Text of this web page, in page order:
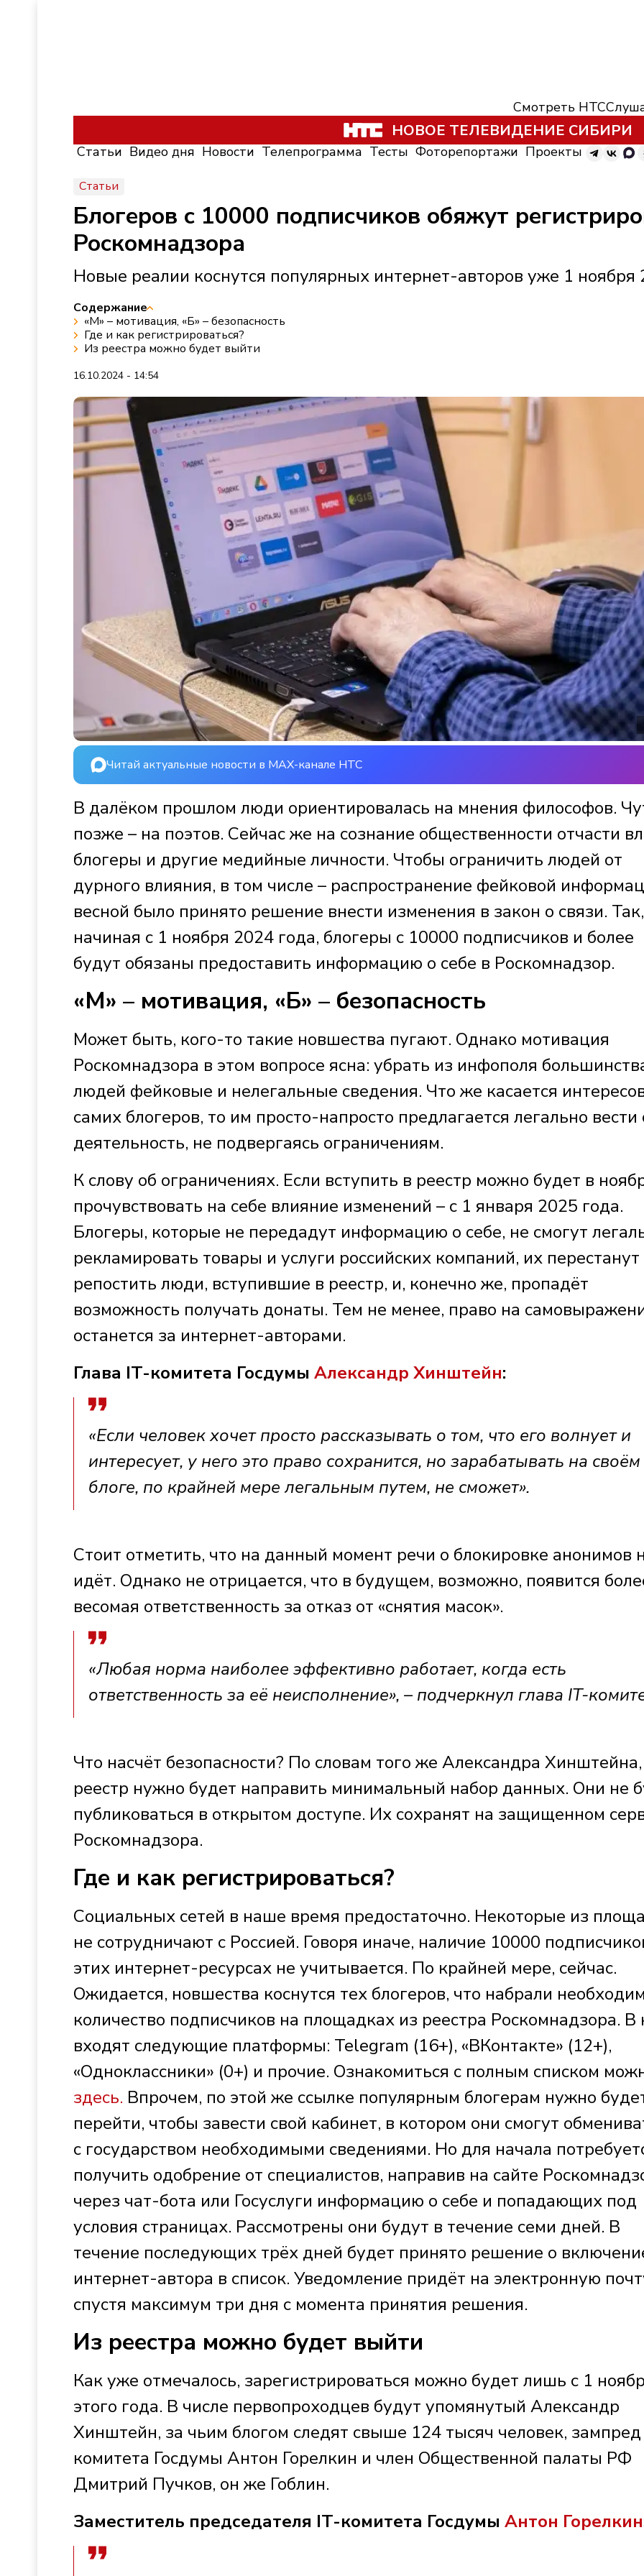
Смотреть НТС
НОВОЕ ТЕЛЕВИДЕНИЕ СИБИРИ
Статьи Видео дня Новости Телепрограмма Тесты Фоторепортажи Проекты
Статьи
Блогеров с 10000 подписчиков обяжут
Роскомнадзора
Новые реалии коснутся популярных интернет-авторов уже 1 ноября
Содержание
«М» – мотивация, «Б» – безопасность
Где и как регистрироваться?
Из реестра можно будет выйти
16.10.2024 - 14:54
Читай актуальные новости в MAX-канале НТС
В далёком прошлом люди ориентировалась на мнения философов.
позже – на поэтов. Сейчас же на сознание общественности отчасти
блогеры и другие медийные личности. Чтобы ограничить людей от
дурного влияния, в том числе – распространение фейковой
весной было принято решение внести изменения в закон о связи. Так,
начиная с 1 ноября 2024 года, блогеры с 10000 подписчиков и более
будут обязаны предоставить информацию о себе в Роскомнадзор.
«М» – мотивация, «Б» – безопасность
Может быть, кого-то такие новшества пугают. Однако мотивация
Роскомнадзора в этом вопросе ясна: убрать из инфополя
людей фейковые и нелегальные сведения. Что же касается
самих блогеров, то им просто-напросто предлагается легально вести
деятельность, не подвергаясь ограничениям.
К слову об ограничениях. Если вступить в реестр можно будет в
прочувствовать на себе влияние изменений – с 1 января 2025 года.
Блогеры, которые не передадут информацию о себе, не смогут
рекламировать товары и услуги российских компаний, их перестанут
репостить люди, вступившие в реестр, и, конечно же, пропадёт
возможность получать донаты. Тем не менее, право на
останется за интернет-авторами.
Глава IT-комитета Госдумы Александр Хинштейн:
«Если человек хочет просто рассказывать о том, что его волнует и
интересует, у него это право сохранится, но зарабатывать на своём
блоге, по крайней мере легальным путем, не сможет».
Стоит отметить, что на данный момент речи о блокировке анонимов
идёт. Однако не отрицается, что в будущем, возможно, появится
весомая ответственность за отказ от «снятия масок».
«Любая норма наиболее эффективно работает, когда есть
ответственность за её неисполнение», – подчеркнул глава IT-
Что насчёт безопасности? По словам того же Александра
реестр нужно будет направить минимальный набор данных. Они не
публиковаться в открытом доступе. Их сохранят на защищенном
Роскомнадзора.
Где и как регистрироваться?
Социальных сетей в наше время предостаточно. Некоторые из
не сотрудничают с Россией. Говоря иначе, наличие 10000
этих интернет-ресурсах не учитывается. По крайней мере, сейчас.
Ожидается, новшества коснутся тех блогеров, что набрали
количество подписчиков на площадках из реестра Роскомнадзора. В
входят следующие платформы: Telegram (16+), «ВКонтакте» (12+),
«Одноклассники» (0+) и прочие. Ознакомиться с полным списком
здесь. Впрочем, по этой же ссылке популярным блогерам нужно
перейти, чтобы завести свой кабинет, в котором они смогут
с государством необходимыми сведениями. Но для начала
получить одобрение от специалистов, направив на сайте
через чат-бота или Госуслуги информацию о себе и попадающих под
условия страницах. Рассмотрены они будут в течение семи дней. В
течение последующих трёх дней будет принято решение о
интернет-автора в список. Уведомление придёт на электронную
спустя максимум три дня с момента принятия решения.
Из реестра можно будет выйти
Как уже отмечалось, зарегистрироваться можно будет лишь с 1
этого года. В числе первопроходцев будут упомянутый Александр
Хинштейн, за чьим блогом следят свыше 124 тысяч человек,
комитета Госдумы Антон Горелкин и член Общественной палаты РФ
Дмитрий Пучков, он же Гоблин.
Заместитель председателя IT-комитета Госдумы Антон Горелкин